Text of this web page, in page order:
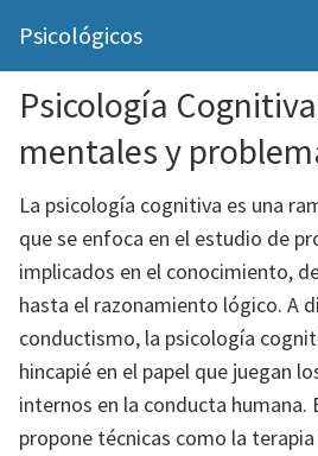
Psicológicos
Psicología
mentales y
La psicología cognitiva es una
que se enfoca en el estudio de
implicados en el conocimiento,
hasta el razonamiento lógico. A
conductismo, la psicología
hincapié en el papel que juegan
internos en la conducta humana.
propone técnicas como la